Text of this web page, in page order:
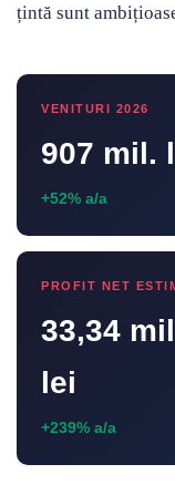
țintă sunt
VENITURI 2026
907 mil.
+52% a/a
PROFIT NET
33,34
lei
+239% a/a